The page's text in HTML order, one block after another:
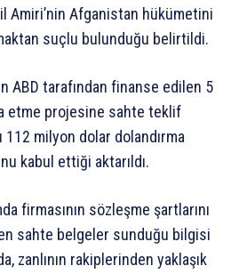
Amiri’nin Afganistan hükümetini
suçlu bulunduğu belirtildi.
ABD tarafından finanse edilen 5
etme projesine sahte teklif
112 milyon dolar dolandırma
kabul ettiği aktarıldı.
firmasının sözleşme şartlarını
sahte belgeler sunduğu bilgisi
zanlının rakiplerinden yaklaşık